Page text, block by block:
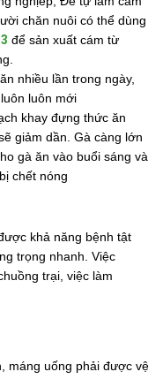
chăn nuôi có thể dùng
để sản xuất cám từ
nhiều lần trong ngày,
luôn mới
khay đựng thức ăn
giảm dần. Gà càng lớn
gà ăn vào buổi sáng và
chết nóng
khả năng bệnh tật
trọng nhanh. Việc
trại, việc làm
máng uống phải được vệ